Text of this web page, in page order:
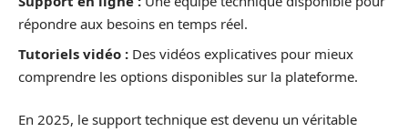
répondre aux besoins en temps réel.
Tutoriels vidéo : Des vidéos explicatives pour mieux
comprendre les options disponibles sur la plateforme.
En 2025, le support technique est devenu un véritable